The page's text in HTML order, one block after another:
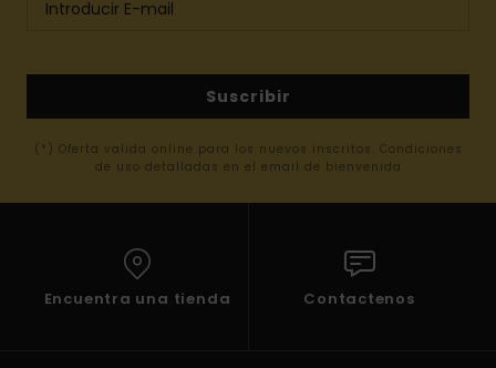
Suscribir
(*) Oferta valida online para los nuevos inscritos. Condiciones
de uso detalladas en el email de bienvenida
Encuentra una tienda Contactenos